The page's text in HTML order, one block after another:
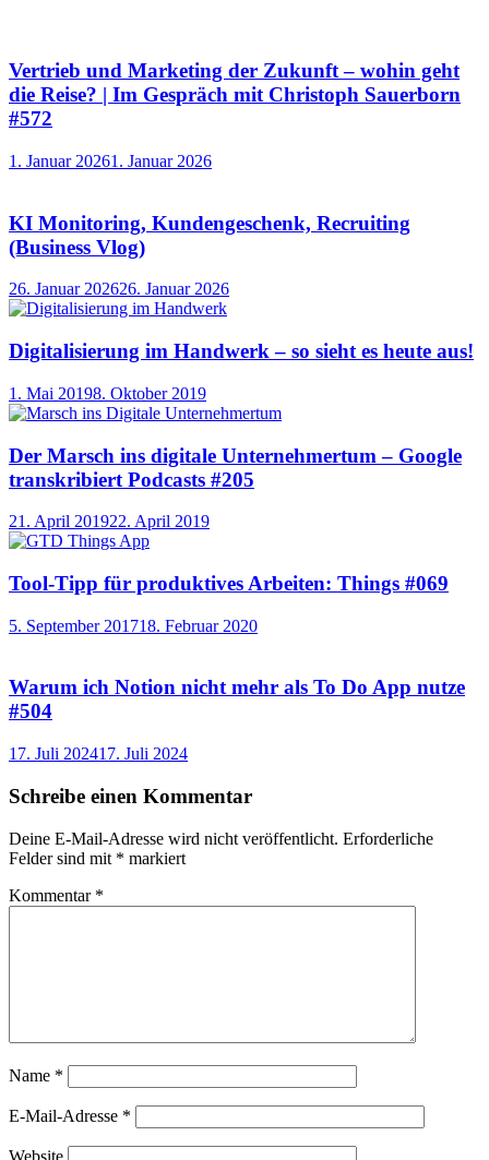
Vertrieb und Marketing der Zukunft – wohin geht
die Reise? | Im Gespräch mit Christoph Sauerborn
#572
1. Januar 20261. Januar 2026
KI Monitoring, Kundengeschenk, Recruiting
(Business Vlog)
26. Januar 202626. Januar 2026
Digitalisierung im Handwerk – so sieht es heute aus!
1. Mai 20198. Oktober 2019
Der Marsch ins digitale Unternehmertum – Google
transkribiert Podcasts #205
21. April 201922. April 2019
Tool-Tipp für produktives Arbeiten: Things #069
5. September 201718. Februar 2020
Warum ich Notion nicht mehr als To Do App nutze
#504
17. Juli 202417. Juli 2024
Schreibe einen Kommentar
Deine E-Mail-Adresse wird nicht veröffentlicht. Erforderliche
Felder sind mit * markiert
Kommentar *
Name *
E-Mail-Adresse *
Website